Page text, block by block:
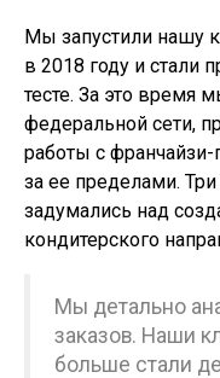
Мы запустили нашу
в 2018 году и стали
тесте. За это время
федеральной сети,
работы с
за ее пределами.
задумались над
кондитерского
Мы детально
заказов. Наши
больше стали